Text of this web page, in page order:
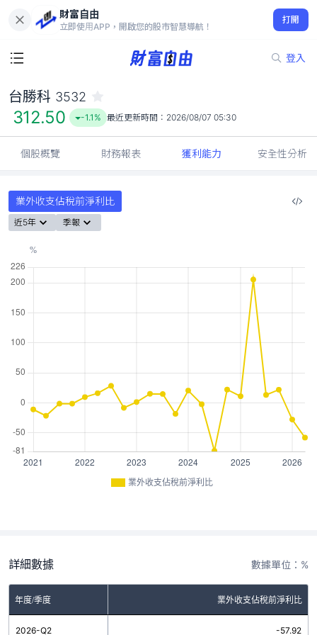
財富自由
立即使用APP，開啟您的股市智慧導航！
打開
登入
312.50
-1.1%
台勝科 3532
312.50 -1.1% 最近更新時間： 2026/08/07 05:30
個股概覽 財務報表 獲利能力 安全性分析
業外收支佔稅前淨利比
近5年 季報
業外收支佔稅前淨利比
詳細數據 數據單位：%
年度/季度 業外收支佔稅前淨利比
2026-Q2 -57.92